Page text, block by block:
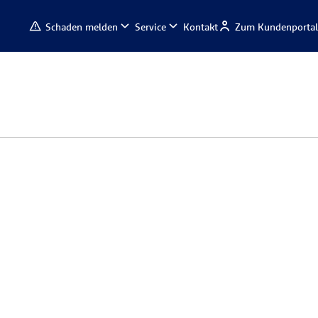
Schaden melden Service Kontakt Zum Kundenportal